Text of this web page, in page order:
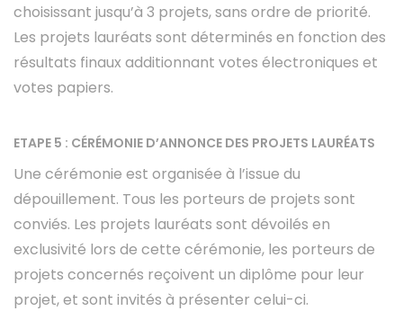
choisissant jusqu’à 3 projets, sans ordre de priorité.
Les projets lauréats sont déterminés en fonction des
résultats finaux additionnant votes électroniques et
votes papiers.
ETAPE 5 : CÉRÉMONIE D’ANNONCE DES PROJETS LAURÉATS
Une cérémonie est organisée à l’issue du
dépouillement. Tous les porteurs de projets sont
conviés. Les projets lauréats sont dévoilés en
exclusivité lors de cette cérémonie, les porteurs de
projets concernés reçoivent un diplôme pour leur
projet, et sont invités à présenter celui-ci.